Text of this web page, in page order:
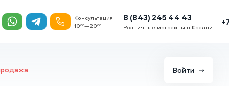
Консультация
1000—2000
8 (843) 245 44 43
Розничные магазины в Казани
Войти